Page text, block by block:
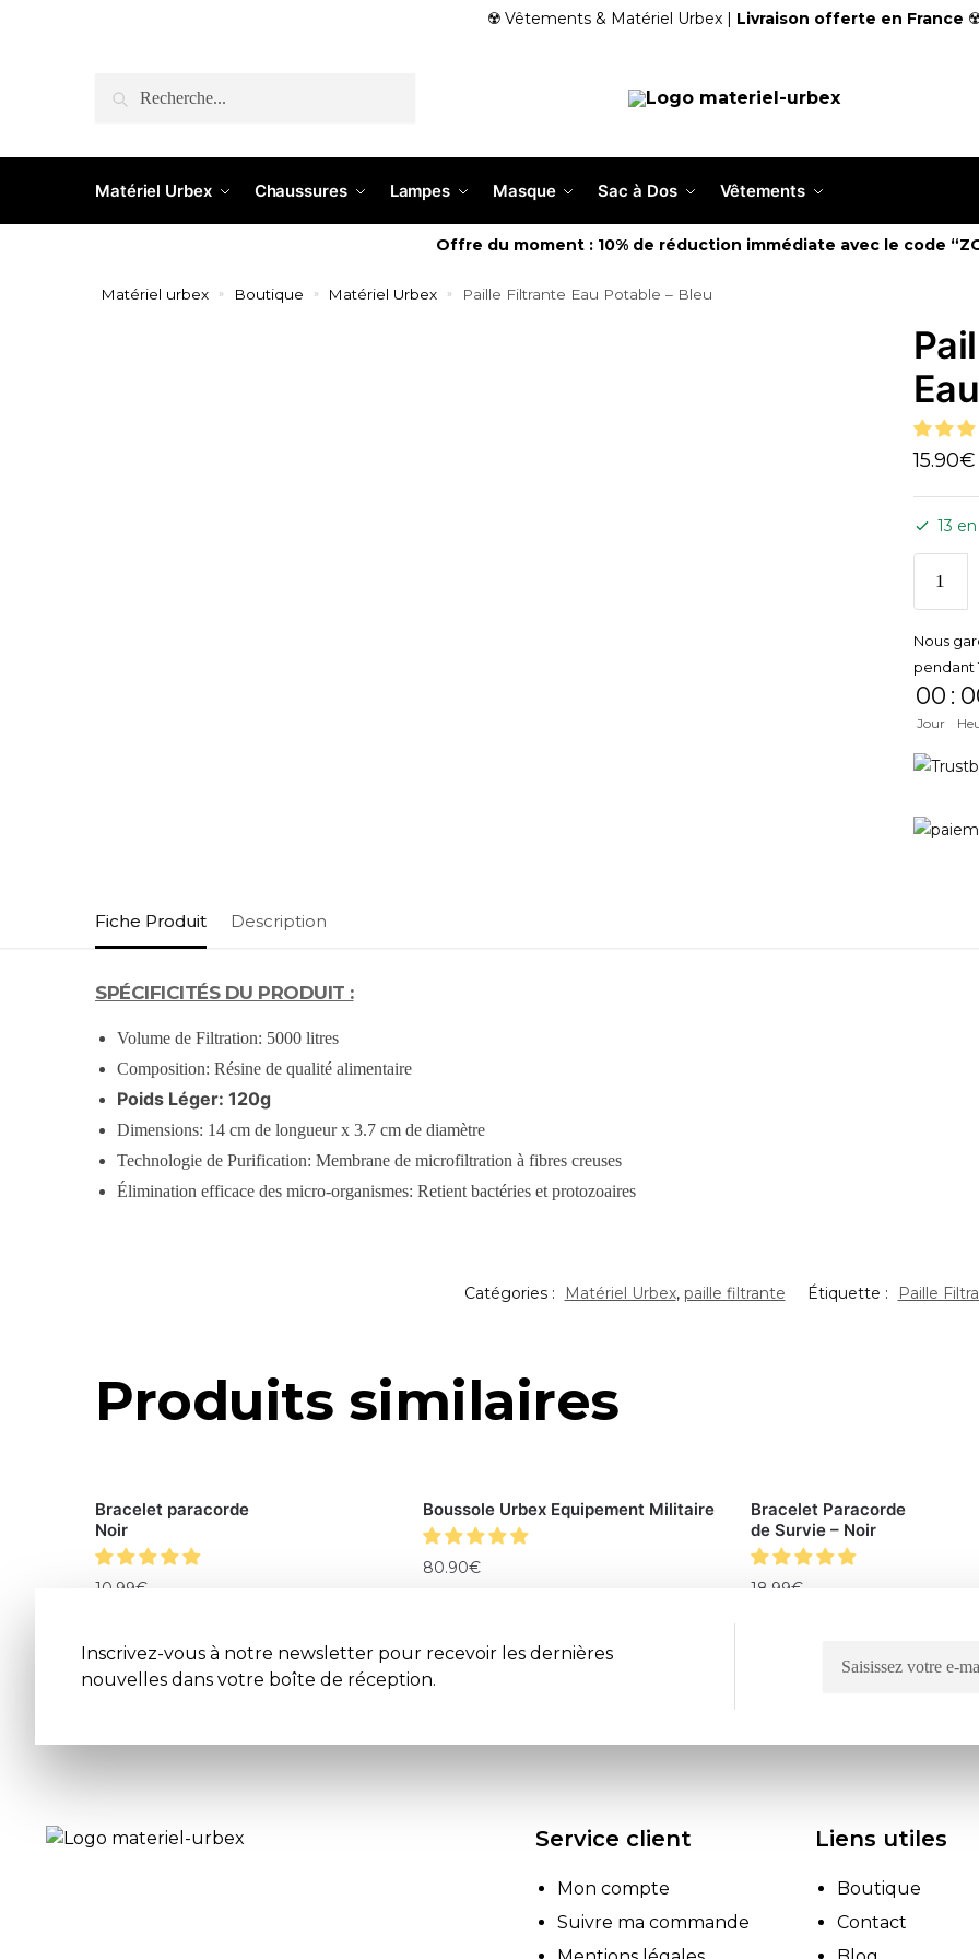
☢️ Vêtements & Matériel Urbex | Livraison offerte en France
Matériel Urbex Chaussures Lampes Masque Sac à Dos Vêtements
Offre du moment : 10% de réduction immédiate avec le code
Matériel urbex » Boutique » Matériel Urbex » Paille Filtrante Eau Potable – Bleu
15.90€
13
Nous
pendant
00
Jour
:
Fiche Produit Description
SPÉCIFICITÉS DU PRODUIT :
Volume de Filtration: 5000 litres
Composition: Résine de qualité alimentaire
Poids Léger: 120g
Dimensions: 14 cm de longueur x 3.7 cm de diamètre
Technologie de Purification: Membrane de microfiltration à fibres creuses
Élimination efficace des micro-organismes: Retient bactéries et protozoaires
Catégories : Matériel Urbex, paille filtrante Étiquette : Paille
Produits similaires
Bracelet paracorde
Noir
10.99€
Boussole Urbex Equipement Militaire
80.90€
Bracelet Paracorde
de Survie – Noir
18.99€
Inscrivez-vous à notre newsletter pour recevoir les dernières
nouvelles dans votre boîte de réception.
Service client
Mon compte
Suivre ma commande
Liens utiles
Boutique
Contact